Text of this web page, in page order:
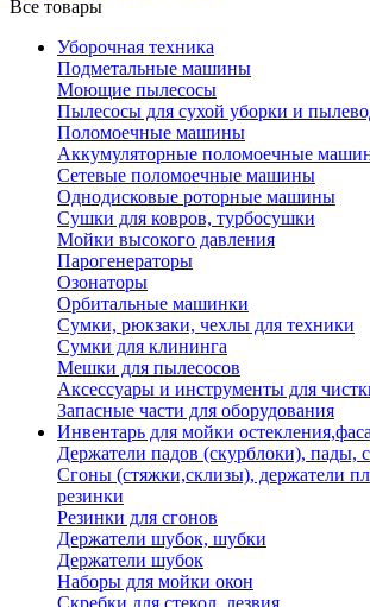
Все товары
Уборочная техника
Подметальные машины
Моющие пылесосы
Пылесосы для сухой уборки и
Поломоечные машины
Аккумуляторные поломоечные
Сетевые поломоечные машины
Однодисковые роторные машины
Сушки для ковров, турбосушки
Мойки высокого давления
Парогенераторы
Озонаторы
Орбитальные машинки
Сумки, рюкзаки, чехлы для техники
Сумки для клининга
Мешки для пылесосов
Аксессуары и инструменты для
Запасные части для оборудования
Инвентарь для мойки
Держатели падов (скурблоки), пады,
Сгоны (стяжки,склизы), держатели
резинки
Резинки для сгонов
Держатели шубок, шубки
Держатели шубок
Наборы для мойки окон
Скребки для стекол, лезвия